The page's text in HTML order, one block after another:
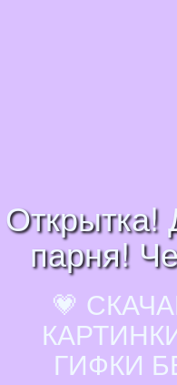
Открытка!
парня!
💗
ГИФКИ